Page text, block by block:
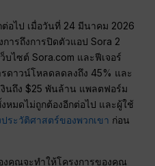
ต่อไป เมื่อวันที่ 24 มีนาคม 2026
การถึงการปิดตัวแอป Sora 2
ไซต์ Sora.com และฟีเจอร์
รดาวน์โหลดลดลงถึง 45% และ
นถึง $25 พันล้าน แพลตฟอร์ม
หมดไม่ถูกต้องอีกต่อไป และผู้ใช้
ระวัติศาสตร์ของพวกเขา ก่อน
งคุณจะทำให้โครงการของคุณ